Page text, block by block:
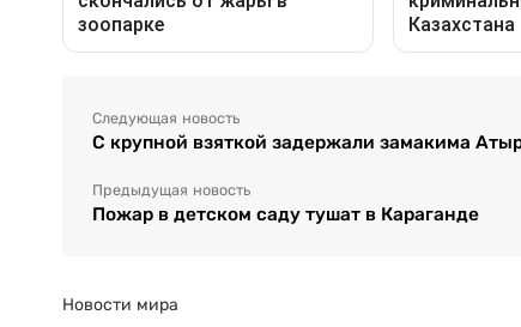
Следующая новость
С крупной взяткой задержали замакима
Предыдущая новость
Пожар в детском саду тушат в Караганде
Новости мира